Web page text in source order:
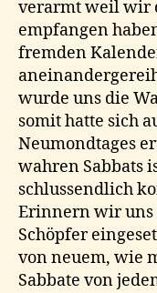
verarmt weil wir
empfangen
fremden
wurde uns die
somit hatte sich
Neumondtages
wahren Sabbats
schlussendlich
Erinnern wir uns
Schöpfer
von neuem, wie
Sabbate von